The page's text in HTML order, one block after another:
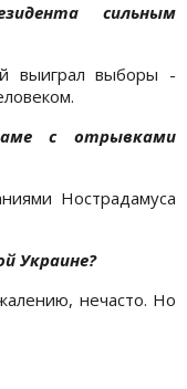
сильным
выиграл выборы -
с отрывками
Нострадамуса
Украине?
нечасто. Но